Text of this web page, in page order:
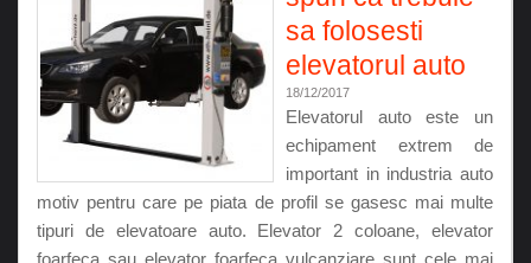
sa folosesti
elevatorul auto
18/12/2017
Elevatorul auto este un
echipament extrem de
important in industria auto
motiv pentru care pe piata de profil se gasesc mai multe
tipuri de elevatoare auto. Elevator 2 coloane, elevator
foarfeca sau elevator foarfeca vulcanziare sunt cele mai